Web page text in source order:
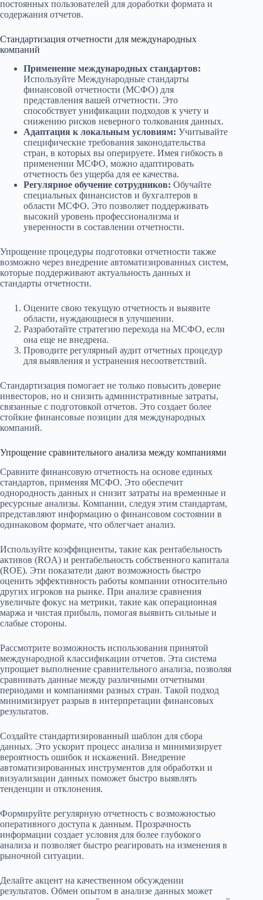
постоянных пользователей для доработки формата и
содержания отчетов.
Стандартизация отчетности для международных
компаний
Применение международных стандартов:
Используйте Международные стандарты
финансовой отчетности (МСФО) для
представления вашей отчетности. Это
способствует унификации подходов к учету и
снижению рисков неверного толкования данных.
Адаптация к локальным условиям: Учитывайте
специфические требования законодательства
стран, в которых вы оперируете. Имея гибкость в
применении МСФО, можно адаптировать
отчетность без ущерба для ее качества.
Регулярное обучение сотрудников: Обучайте
специальных финансистов и бухгалтеров в
области МСФО. Это позволяет поддерживать
высокий уровень профессионализма и
уверенности в составлении отчетности.
Упрощение процедуры подготовки отчетности также
возможно через внедрение автоматизированных систем,
которые поддерживают актуальность данных и
стандарты отчетности.
Оцените свою текущую отчетность и выявите
области, нуждающиеся в улучшении.
Разработайте стратегию перехода на МСФО, если
она еще не внедрена.
Проводите регулярный аудит отчетных процедур
для выявления и устранения несоответствий.
Стандартизация помогает не только повысить доверие
инвесторов, но и снизить административные затраты,
связанные с подготовкой отчетов. Это создает более
стойкие финансовые позиции для международных
компаний.
Упрощение сравнительного анализа между компаниями
Сравните финансовую отчетность на основе единых
стандартов, применяя МСФО. Это обеспечит
однородность данных и снизит затраты на временные и
ресурсные анализы. Компании, следуя этим стандартам,
представляют информацию о финансовом состоянии в
одинаковом формате, что облегчает анализ.
Используйте коэффициенты, такие как рентабельность
активов (ROA) и рентабельность собственного капитала
(ROE). Эти показатели дают возможность быстро
оценить эффективность работы компании относительно
других игроков на рынке. При анализе сравнения
увеличьте фокус на метрики, такие как операционная
маржа и чистая прибыль, помогая выявить сильные и
слабые стороны.
Рассмотрите возможность использования принятой
международной классификации отчетов. Эта система
упрощает выполнение сравнительного анализа, позволяя
сравнивать данные между различными отчетными
периодами и компаниями разных стран. Такой подход
минимизирует разрыв в интерпретации финансовых
результатов.
Создайте стандартизированный шаблон для сбора
данных. Это ускорит процесс анализа и минимизирует
вероятность ошибок и искажений. Внедрение
автоматизированных инструментов для обработки и
визуализации данных поможет быстро выявлять
тенденции и отклонения.
Формируйте регулярную отчетность с возможностью
оперативного доступа к данным. Прозрачность
информации создает условия для более глубокого
анализа и позволяет быстро реагировать на изменения в
рыночной ситуации.
Делайте акцент на качественном обсуждении
результатов. Обмен опытом в анализе данных может